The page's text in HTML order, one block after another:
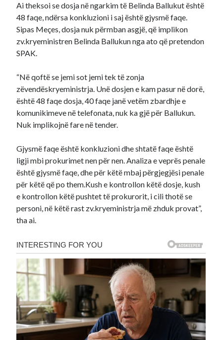
Ai theksoi se dosja në ngarkim të Belinda Ballukut është
48 faqe, ndërsa konkluzioni i saj është gjysmë faqe.
Sipas Meçes, dosja nuk përmban asgjë, që implikon
zv.kryeministren Belinda Ballukun nga ato që pretendon
SPAK.
“Në qoftë se jemi sot jemi tek të zonja
zëvendëskryeministrja. Unë dosjen e kam pasur në dorë,
është 48 faqe dosja, 40 faqe janë vetëm zbardhje e
komunikimeve në telefonata, nuk ka gjë për Ballukun.
Nuk implikojnë fare në tender.
Gjysmë faqe është konkluzioni dhe shtatë faqe është
ligji mbi prokurimet nen për nen. Analiza e veprës penale
është gjysmë faqe, dhe për këtë mbaj përgjegjësi penale
për këtë që po them.Kush e kontrollon këtë dosje, kush
e kontrollon këtë pushtet të prokurorit, i cili thotë se
personi, në këtë rast zv.kryeministrja më zhduk provat”,
tha ai.